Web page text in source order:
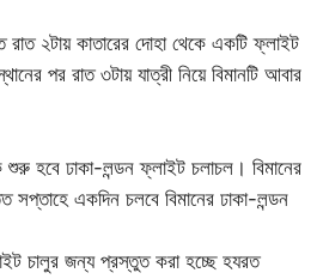
২টায় কাতারের দোহা থেকে একটি ফ্লাইট
পর রাত ৩টায় যাত্রী নিয়ে বিমানটি আবার
হবে ঢাকা-লন্ডন ফ্লাইট চলাচল। বিমানের
একদিন চলবে বিমানের ঢাকা-লন্ডন
চালুর জন্য প্রস্তুত করা হচ্ছে হযরত